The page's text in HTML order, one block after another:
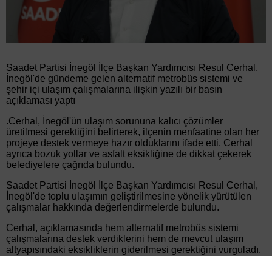
Saadet Partisi İnegöl İlçe Başkan Yardımcısı Resul Cerhal,
İnegöl'de gündeme gelen alternatif metrobüs sistemi ve
şehir içi ulaşım çalışmalarına ilişkin yazılı bir basın
açıklaması yaptı
.Cerhal, İnegöl'ün ulaşım sorununa kalıcı çözümler
üretilmesi gerektiğini belirterek, ilçenin menfaatine olan her
projeye destek vermeye hazır olduklarını ifade etti. Cerhal
ayrıca bozuk yollar ve asfalt eksikliğine de dikkat çekerek
belediyelere çağrıda bulundu.
Saadet Partisi İnegöl İlçe Başkan Yardımcısı Resul Cerhal,
İnegöl'de toplu ulaşımın geliştirilmesine yönelik yürütülen
çalışmalar hakkında değerlendirmelerde bulundu.
Cerhal, açıklamasında hem alternatif metrobüs sistemi
çalışmalarına destek verdiklerini hem de mevcut ulaşım
altyapısındaki eksikliklerin giderilmesi gerektiğini vurguladı.